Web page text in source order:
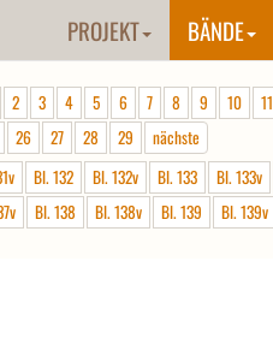
PROJEKT BÄNDE
2 3 4 5 6 7 8 9 10 11
26 27 28 29
nächste
Bl. 132 Bl. 132v Bl. 133 Bl. 133v
Bl. 138 Bl. 138v Bl. 139 Bl. 139v